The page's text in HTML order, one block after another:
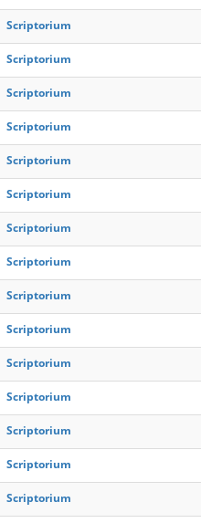
Scriptorium
Scriptorium
Scriptorium
Scriptorium
Scriptorium
Scriptorium
Scriptorium
Scriptorium
Scriptorium
Scriptorium
Scriptorium
Scriptorium
Scriptorium
Scriptorium
Scriptorium